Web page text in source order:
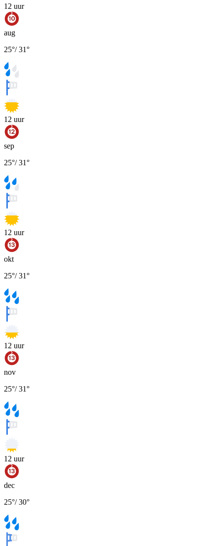
12 uur
aug
25°/31°
12 uur
sep
25°/31°
12 uur
okt
25°/31°
12 uur
nov
25°/31°
12 uur
dec
25°/30°